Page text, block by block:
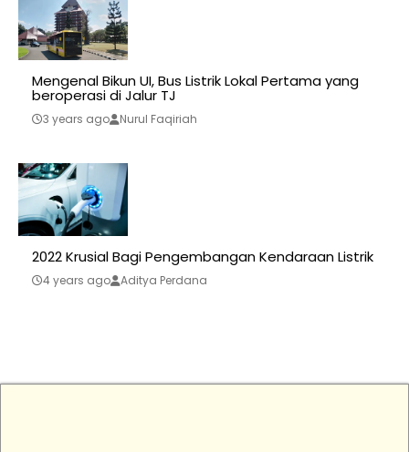
Mengenal Bikun UI, Bus Listrik Lokal Pertama yang
beroperasi di Jalur TJ
3 years ago Nurul Faqiriah
2022 Krusial Bagi Pengembangan Kendaraan Listrik
4 years ago Aditya Perdana